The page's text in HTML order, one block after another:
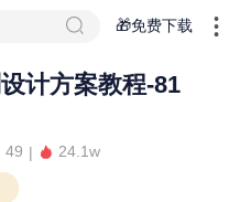
🎁免费下载
计方案教程-81
49 24.1w